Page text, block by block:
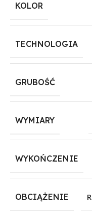
KOLOR
TECHNOLOGIA
GRUBOŚĆ
WYMIARY
WYKOŃCZENIE
OBCIĄŻENIE